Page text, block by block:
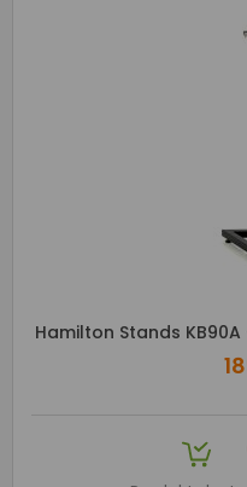
Hamilton Stands